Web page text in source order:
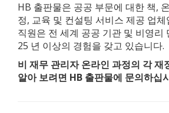
HB 출판물은 공공 부문에 대한 책,
정, 교육 및 컨설팅 서비스 제공 업
직원은 전 세계 공공 기관 및 비영리
25 년 이상의 경험을 갖고 있습니다.
비 재무 관리자 온라인 과정의 각 재
알아 보려면 HB 출판물에 문의하십